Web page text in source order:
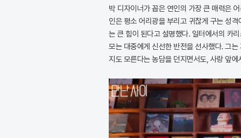
박 디자이너가 꼽은 연인의 가장 큰 매력은
인은 평소 어리광을 부리고 귀찮게 구는 성
는 큰 힘이 된다고 설명했다. 일터에서의 카
모는 대중에게 신선한 반전을 선사했다. 그
지도 모른다는 농담을 던지면서도, 사랑 앞